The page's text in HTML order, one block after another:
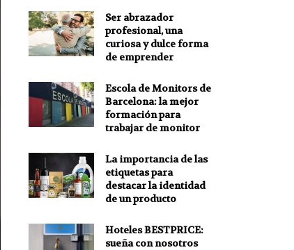
Ser abrazador
profesional, una
curiosa y dulce forma
de emprender
Escola de Monitors de
Barcelona: la mejor
formación para
trabajar de monitor
La importancia de las
etiquetas para
destacar la identidad
de un producto
Hoteles BESTPRICE:
sueña con nosotros